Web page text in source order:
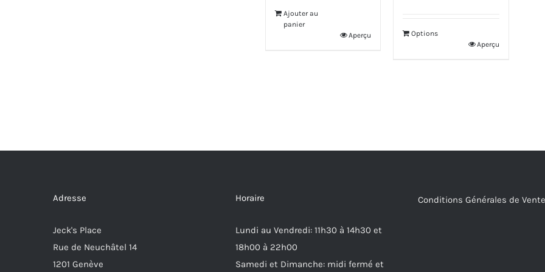
Ajouter au
panier
Aperçu
Options
Aperçu
Adresse
Jeck's Place
Rue de Neuchâtel 14
1201 Genève
Horaire
Lundi au Vendredi: 11h30 à 14h30 et
18h00 à 22h00
Samedi et Dimanche: midi fermé et
Conditions Générales de Vente